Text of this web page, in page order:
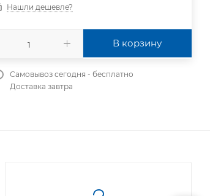
Нашли дешевле?
В корзину
Самовывоз сегодня - бесплатно
Доставка завтра